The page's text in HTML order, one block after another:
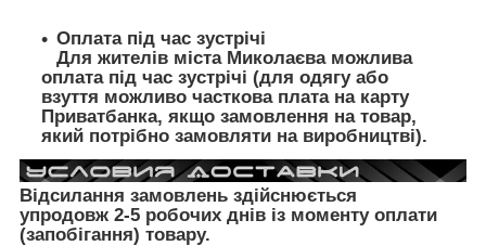
Оплата під час зустрічі
Для жителів міста Миколаєва можлива
оплата під час зустрічі (для одягу або
взуття можливо часткова плата на карту
Приватбанка, якщо замовлення на товар,
який потрібно замовляти на виробництві).
Відсилання замовлень здійснюється
упродовж 2-5 робочих днів із моменту оплати
(запобігання) товару.